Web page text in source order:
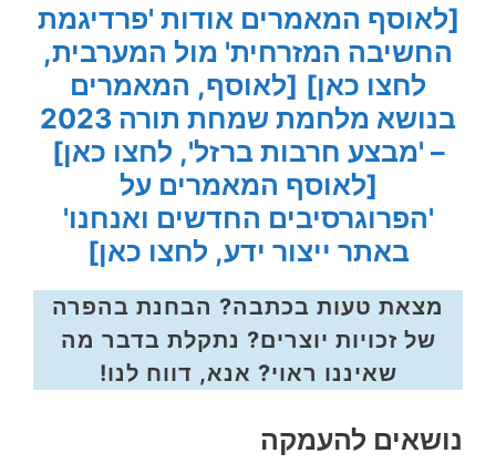
[לאוסף המאמרים אודות 'פרדיגמת
החשיבה המזרחית' מול המערבית,
לחצו כאן] [לאוסף, המאמרים
בנושא מלחמת שמחת תורה 2023
– 'מבצע חרבות ברזל', לחצו כאן]
[לאוסף המאמרים על
'הפרוגרסיבים החדשים ואנחנו'
באתר ייצור ידע, לחצו כאן]
מצאת טעות בכתבה? הבחנת בהפרה
של זכויות יוצרים? נתקלת בדבר מה
שאיננו ראוי? אנא, דווח לנו!
נושאים להעמקה